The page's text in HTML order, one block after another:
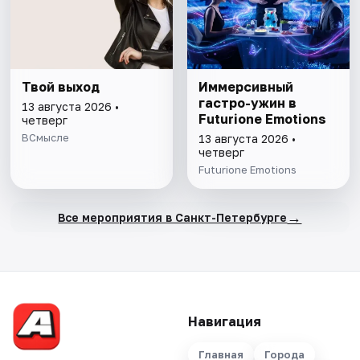
Твой выход
13 августа 2026 •
четверг
ВСмысле
Иммерсивный
гастро-ужин в
Futurione Emotions
13 августа 2026 •
четверг
Futurione Emotions
Все мероприятия в Санкт-Петербурге →
Навигация
Главная Города